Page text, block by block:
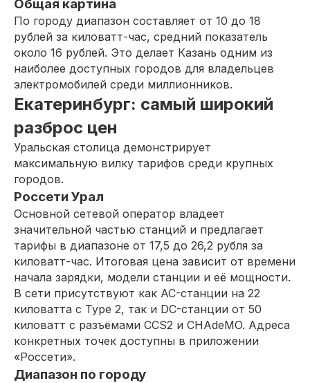
Общая картина
По городу диапазон составляет от 10 до 18
рублей за киловатт-час, средний показатель
около 16 рублей. Это делает Казань одним из
наиболее доступных городов для владельцев
электромобилей среди миллионников.
Екатеринбург: самый широкий
разброс цен
Уральская столица демонстрирует
максимальную вилку тарифов среди крупных
городов.
Россети Урал
Основной сетевой оператор владеет
значительной частью станций и предлагает
тарифы в диапазоне от 17,5 до 26,2 рубля за
киловатт-час. Итоговая цена зависит от времени
начала зарядки, модели станции и её мощности.
В сети присутствуют как AC-станции на 22
киловатта с Type 2, так и DC-станции от 50
киловатт с разъёмами CCS2 и CHAdeMO. Адреса
конкретных точек доступны в приложении
«Россети».
Диапазон по городу